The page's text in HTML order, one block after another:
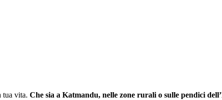
tua vita. Che sia a Katmandu, nelle zone rurali o sulle pendici